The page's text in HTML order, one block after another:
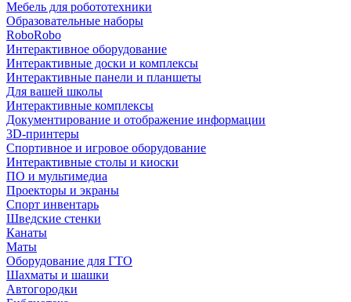
Мебель для робототехники
Образовательные наборы
RoboRobo
Интерактивное оборудование
Интерактивные доски и комплексы
Интерактивные панели и планшеты
Для вашей школы
Интерактивные комплексы
Документирование и отображение информации
3D-принтеры
Спортивное и игровое оборудование
Интерактивные столы и киоски
ПО и мультимедиа
Проекторы и экраны
Спорт инвентарь
Шведские стенки
Канаты
Маты
Оборудование для ГТО
Шахматы и шашки
Автогородки